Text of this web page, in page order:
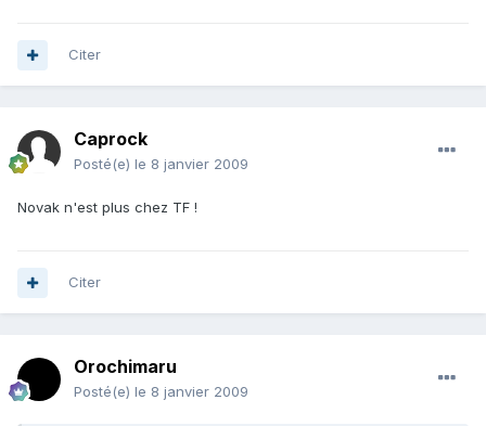
Citer
Caprock
Posté(e) le 8 janvier 2009
Novak n'est plus chez TF !
Citer
Orochimaru
Posté(e) le 8 janvier 2009